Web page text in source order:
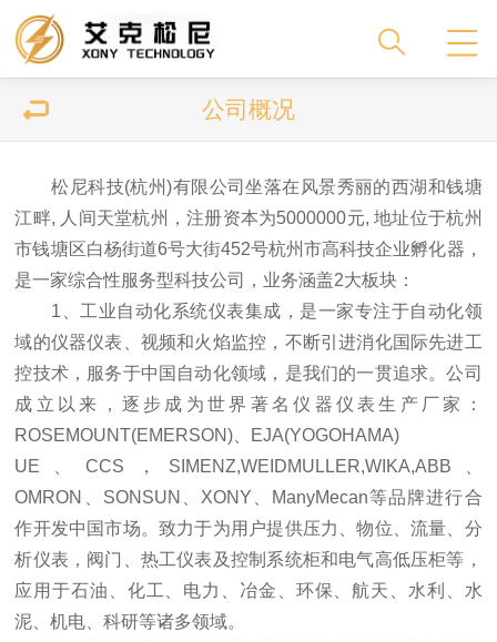
公司概况
松尼科技(杭州)有限公司坐落在风景秀丽的西湖和钱塘
江畔, 人间天堂杭州，注册资本为5000000元, 地址位于杭州
市钱塘区白杨街道6号大街452号杭州市高科技企业孵化器，
是一家综合性服务型科技公司，业务涵盖2大板块：
1、工业自动化系统仪表集成，是一家专注于自动化领
域的仪器仪表、视频和火焰监控，不断引进消化国际先进工
控技术，服务于中国自动化领域，是我们的一贯追求。公司
成立以来，逐步成为世界著名仪器仪表生产厂家：
ROSEMOUNT(EMERSON)、EJA(YOGOHAMA)
UE、 CCS，SIMENZ,WEIDMULLER,WIKA,ABB、
OMRON、SONSUN、XONY、ManyMecan等品牌进行合
作开发中国市场。致力于为用户提供压力、物位、流量、分
析仪表，阀门、热工仪表及控制系统柜和电气高低压柜等，
应用于石油、化工、电力、冶金、环保、航天、水利、水
泥、机电、科研等诸多领域。